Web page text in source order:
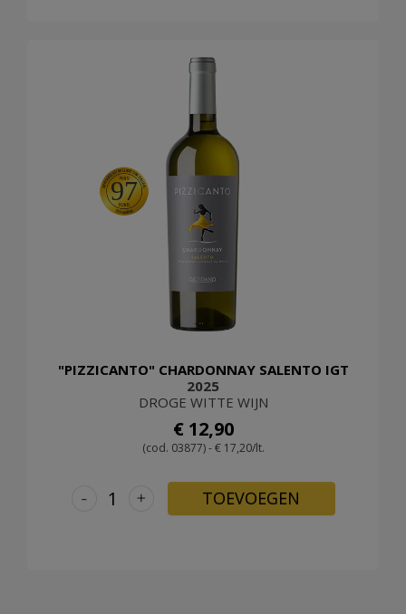
97
"PIZZICANTO" CHARDONNAY SALENTO IGT
2025
DROGE WITTE WIJN
€ 12,90
(cod. 03877) - € 17,20/lt.
+
- TOEVOEGEN